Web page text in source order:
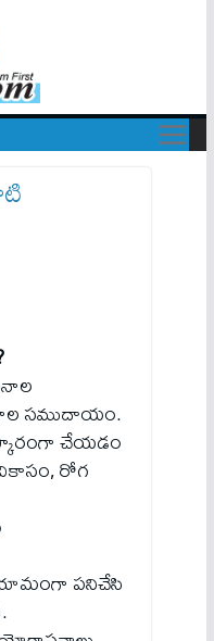
సముదాయం.
చేయడం
రోగ
పనిచేసి